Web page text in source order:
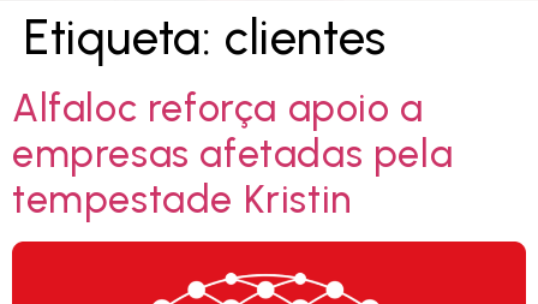
Etiqueta: clientes
Alfaloc reforça apoio a
empresas afetadas pela
tempestade Kristin